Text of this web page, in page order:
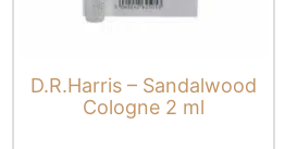
D.R.Harris – Sandalwood
Cologne 2 ml